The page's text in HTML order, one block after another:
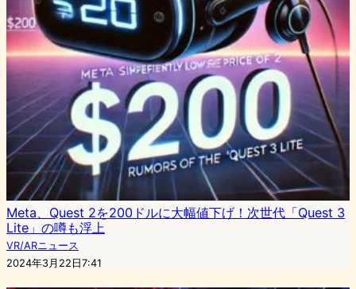
Meta、Quest 2を200ドルに大幅値下げ！次世代「Quest 3
Lite」の噂も浮上
VR/ARニュース
2024年3月22日7:41